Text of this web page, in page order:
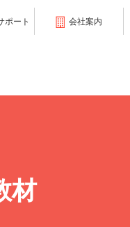
ポート 会社案内
材